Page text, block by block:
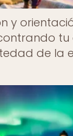
y
de la